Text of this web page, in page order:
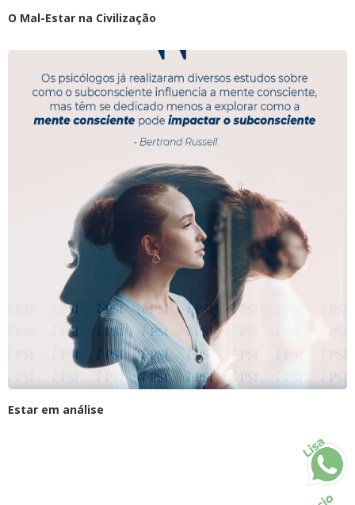
O Mal-Estar na Civilização
Estar em análise